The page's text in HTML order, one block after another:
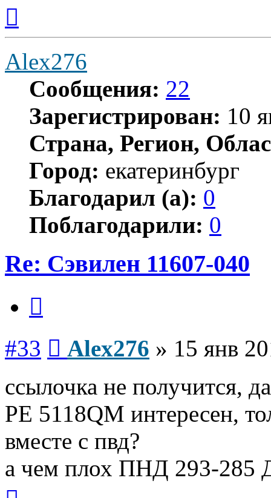
началу
Alex276
Сообщения: 22
Зарегистрирован: 10
Страна, Регион,
Город: екатеринбург
Благодарил (а): 0
Поблагодарили: 0
Re: Сэвилен 11607-040
#33 Alex276 » 15 янв
ссылочка не получится,
PE 5118QM интересен,
вместе с пвд?
а чем плох ПНД 293-285